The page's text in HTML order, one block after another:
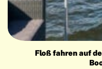
Floß fahren auf